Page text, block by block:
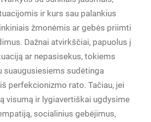
ir kurs sau palankius
žmonėmis ar gebės priimti
Dažnai atvirkščiai, papuolus į
ar nepasisekus, tokiems
suaugusiesiems sudėtinga
perfekcionizmo rato. Tačiau, jei
visumą ir lygiavertiškai ugdysime
socialinius gebėjimus,